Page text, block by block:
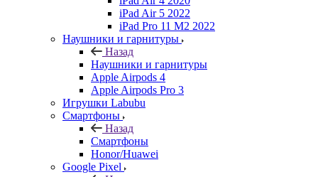
iPad Air 5 2022
iPad Pro 11 M2 2022
Наушники и гарнитуры
Назад
Наушники и гарнитуры
Apple Airpods 4
Apple Airpods Pro 3
Игрушки Labubu
Смартфоны
Назад
Смартфоны
Honor/Huawei
Google Pixel